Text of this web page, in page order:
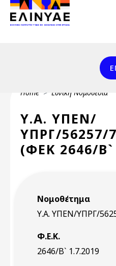
Skip to main content
Header Top 2
Header Top
Breadcrumb
Home Εθνική Νομοθεσία
Υ.Α. ΥΠΕΝ/
ΥΠΡΓ/56257/
(ΦΕΚ 2646/Β`
Νομοθέτημα
Υ.Α. ΥΠΕΝ/ΥΠΡΓ/
Φ.Ε.Κ.
2646/Β` 1.7.2019